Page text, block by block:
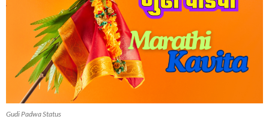
Gudi Padwa Status